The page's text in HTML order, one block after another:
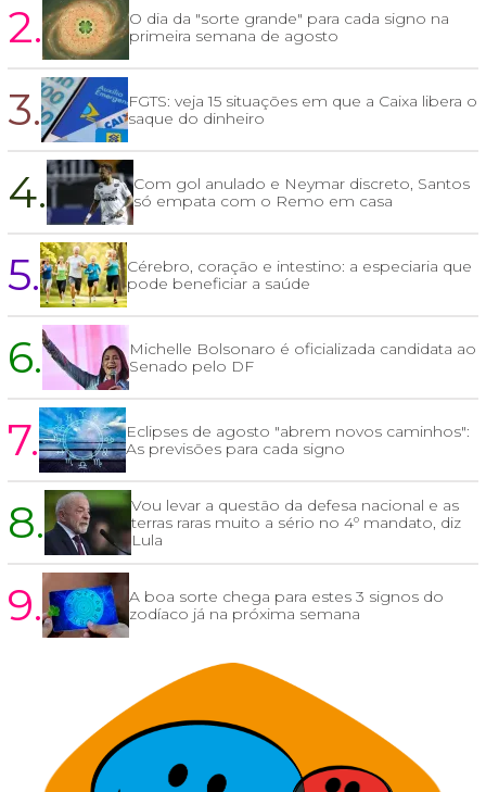
2.
O dia da "sorte grande" para cada signo na
primeira semana de agosto
3.
FGTS: veja 15 situações em que a Caixa libera o
saque do dinheiro
4.
Com gol anulado e Neymar discreto, Santos
só empata com o Remo em casa
5.
Cérebro, coração e intestino: a especiaria que
pode beneficiar a saúde
6.
Michelle Bolsonaro é oficializada candidata ao
Senado pelo DF
7.
Eclipses de agosto "abrem novos caminhos":
As previsões para cada signo
8.
Vou levar a questão da defesa nacional e as
terras raras muito a sério no 4º mandato, diz
Lula
9.
A boa sorte chega para estes 3 signos do
zodíaco já na próxima semana